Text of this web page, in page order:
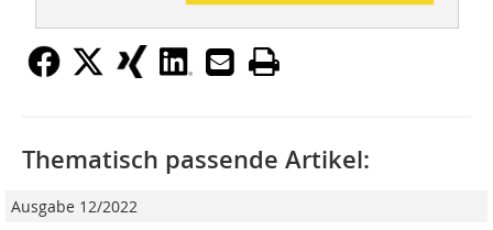
Thematisch passende Artikel:
Ausgabe 12/2022